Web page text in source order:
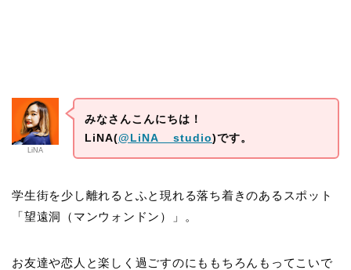
LiNA
みなさんこんにちは！
LiNA(@LiNA__studio)です。
学生街を少し離れるとふと現れる落ち着きのあるスポット
「望遠洞（マンウォンドン）」。
お友達や恋人と楽しく過ごすのにももちろんもってこいで